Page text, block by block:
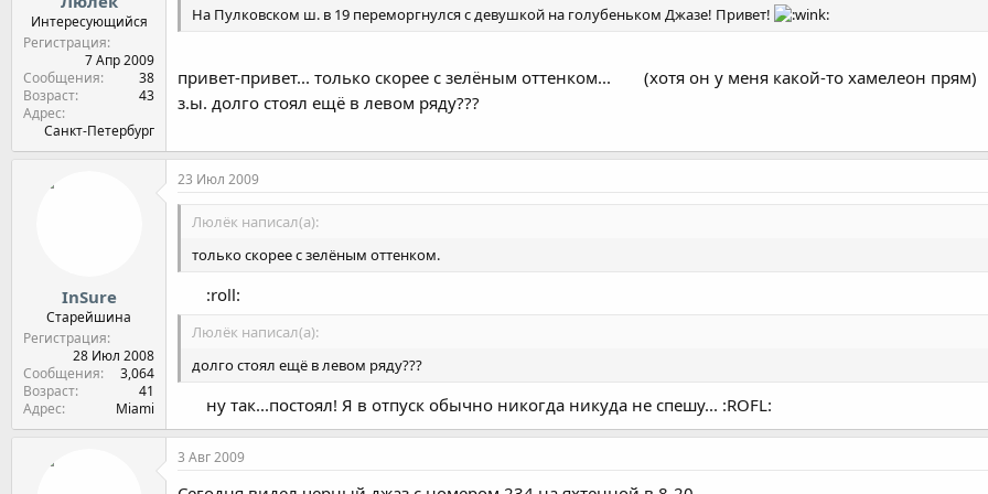
Интересующийся
Регистрация
7 Апр 2009
Сообщения
38
Возраст
43
Адрес
Санкт-Петербург
На Пулковском ш. в 19 переморгнулся с девушкой на голубеньком Джазе! Привет!
привет-привет... только скорее с зелёным оттенком...
(хотя он у меня какой-то хамелеон прям)
з.ы. долго стоял ещё в левом ряду???
InSure
Старейшина
Регистрация
28 Июл 2008
Сообщения
3,064
Возраст
41
Адрес
Miami
23 Июл 2009
Люлёк написал(а):
только скорее с зелёным оттенком.
:roll:
Люлёк написал(а):
долго стоял ещё в левом ряду???
ну так...постоял! Я в отпуск обычно никогда никуда не спешу... :ROFL:
3 Авг 2009